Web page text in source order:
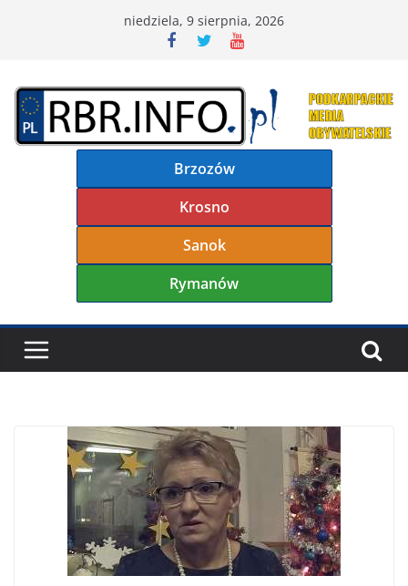
niedziela, 9 sierpnia, 2026
Brzozów
Krosno
Sanok
Rymanów